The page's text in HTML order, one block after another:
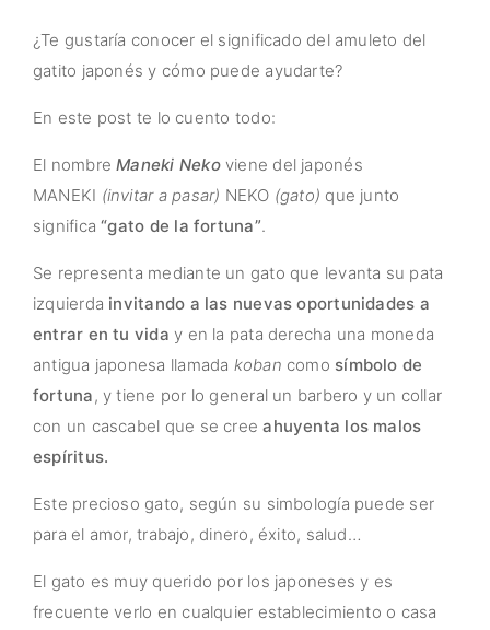
¿Te gustaría conocer el significado del amuleto del
gatito japonés y cómo puede ayudarte?
En este post te lo cuento todo:
El nombre Maneki Nekoviene del japonés
MANEKI (invitar a pasar) NEKO (gato) que junto
significa“gato de la fortuna”.
Se representa mediante un gato que levanta su pata
izquierda invitando a las nuevas oportunidades a
entrar en tu viday en la pata derecha una moneda
antigua japonesa llamada koban como símbolo de
fortuna, y tiene por lo general un barbero y un collar
con un cascabel que se creeahuyenta los malos
espíritus.
Este precioso gato, según su simbología puede ser
para el amor, trabajo, dinero, éxito, salud…
El gato es muy querido por los japoneses y es
frecuente verlo en cualquier establecimiento o casa